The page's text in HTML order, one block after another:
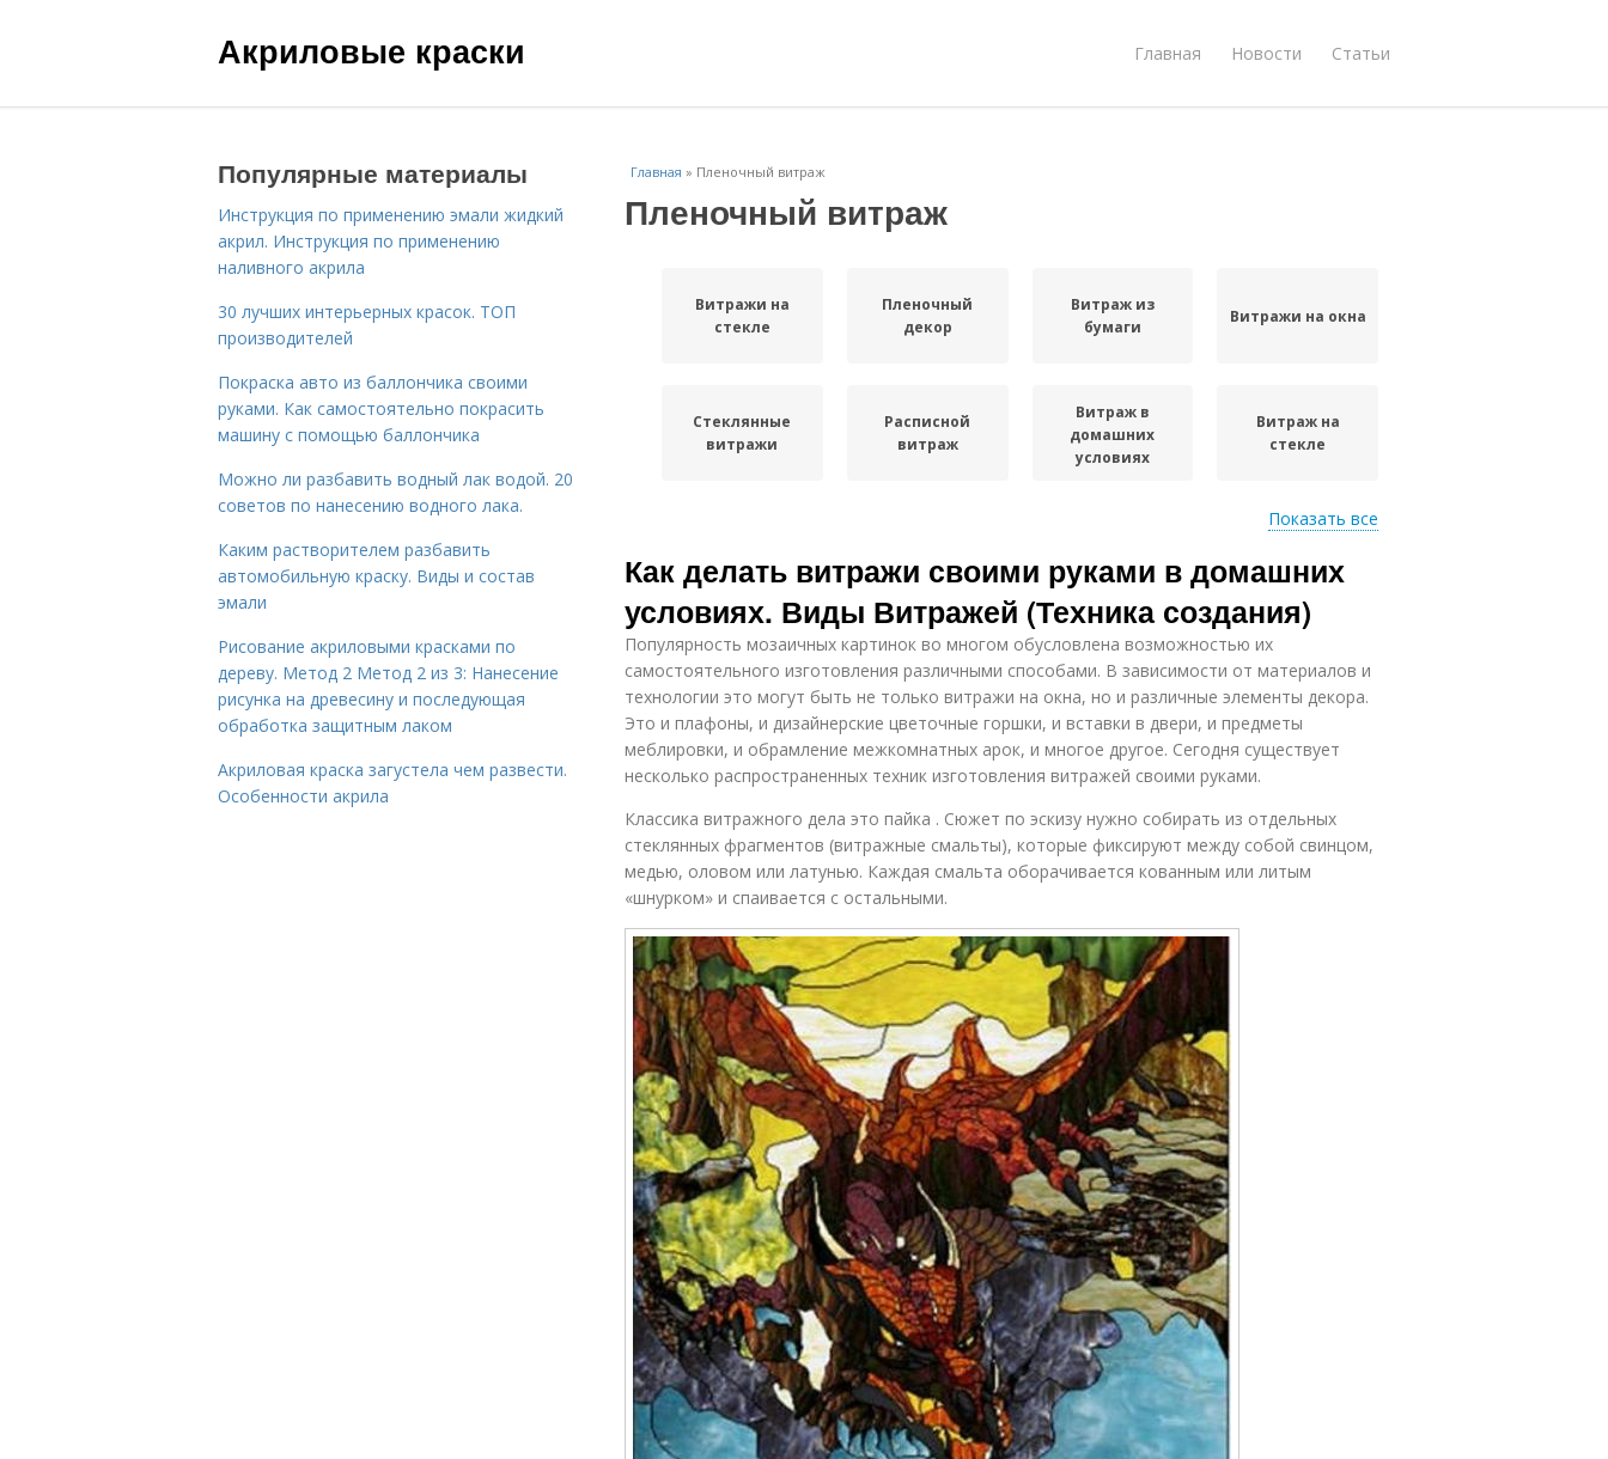
Акриловые краски Главная Новости Статьи
Главная » Пленочный витраж
Пленочный витраж
Витражи на
стекле
Пленочный
декор
Витраж из
бумаги
Витражи на окна
Стеклянные
витражи
Расписной
витраж
Витраж в
домашних
условиях
Витраж на
стекле
витражи
условиях
помощью
витраж
Технология для
витражей
Английские
витражи
Волшебные
витражи
Рам для
пленочного
витража
Витраж на окне
Контурный
Сказочные
Витраж из
Самодельные
Красивый
Показать все
Как делать витражи своими руками в домашних
условиях. Виды Витражей (Техника создания)
Популярность мозаичных картинок во многом обусловлена возможностью их
самостоятельного изготовления различными способами. В зависимости от материалов и
технологии это могут быть не только витражи на окна, но и различные элементы декора.
Это и плафоны, и дизайнерские цветочные горшки, и вставки в двери, и предметы
меблировки, и обрамление межкомнатных арок, и многое другое. Сегодня существует
несколько распространенных техник изготовления витражей своими руками.
Классика витражного дела это пайка . Сюжет по эскизу нужно собирать из отдельных
стеклянных фрагментов (витражные смальты), которые фиксируют между собой свинцом,
медью, оловом или латунью. Каждая смальта оборачивается кованным или литым
«шнурком» и спаивается с остальными.
Популярные материалы
Инструкция по применению эмали жидкий
акрил. Инструкция по применению
наливного акрила
30 лучших интерьерных красок. ТОП
производителей
Покраска авто из баллончика своими
руками. Как самостоятельно покрасить
машину с помощью баллончика
Можно ли разбавить водный лак водой. 20
советов по нанесению водного лака.
Каким растворителем разбавить
автомобильную краску. Виды и состав
эмали
Рисование акриловыми красками по
дереву. Метод 2 Метод 2 из 3: Нанесение
рисунка на древесину и последующая
обработка защитным лаком
Акриловая краска загустела чем развести.
Особенности акрила